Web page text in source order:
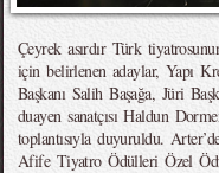
Çeyrek asırdır Türk
için belirlenen adaylar, Yapı
Başkanı Salih Başağa, Jüri
duayen sanatçısı Haldun
toplantısıyla duyuruldu.
Afife Tiyatro Ödülleri Özel